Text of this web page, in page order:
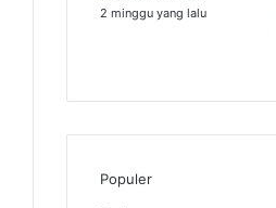
2 minggu yang lalu
Populer